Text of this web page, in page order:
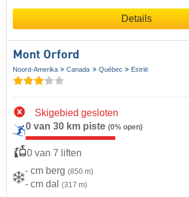
Details
Mont Orford
Noord-Amerika Canada Québec Estrië
Skigebied gesloten
0 van 30 km piste (0% open)
0 van 7 liften
- cm berg (850 m)
- cm dal (317 m)